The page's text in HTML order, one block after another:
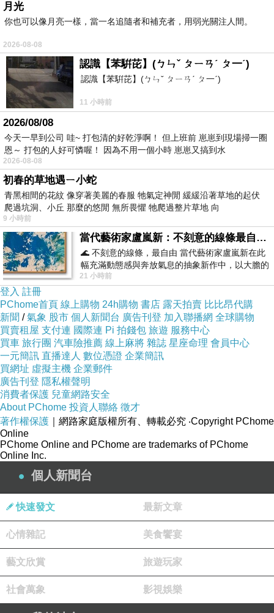
雖不是全皮革，但這是不敗的黑色精典款，
背上班不怕髒也超好搭!
此外另有二個全皮革肩背包(圖片懶得找了)
單價稍高，分別是16000多及21000多的樣子。
其實當時對
12000
但總覺得旅程才剛開始，不該這麼快就敗家，所
以就默默離開了…
回程在曼谷機場所剩現金不多(擺明準備掏卡)，
但仍不忘再造訪Coach(
嘛)，
這次煞到一個藍紫色小醫生包
(圖片取至coach官網)
月光
你也可以像月亮一樣，當一名追隨者和補充者，用弱光關注人間。
2026-08-08
認識【苯騈芘】(ㄅㄣˇ ㄆㄧㄢˊ ㄆ一ˊ)
認識【苯騈芘】(ㄅㄣˇ ㄆㄧㄢˊ ㄆ一ˊ)
11 小時前
2026/08/08
今天一早到公司 哇~ 打包清的好乾淨啊！ 但上班前 崽崽到現場掃一圈
恩～ 打包的人好可憐喔！ 因為不用一個小時 崽崽又搞到水
2026-08-08
初春的草地遇ㄧ小蛇
青黑相間的花紋 像穿著美麗的春服 牠氣定神閒 緩緩沿著草地的起伏
爬過坑洞、小丘 那麼的悠閒 無所畏懼 牠爬過整片草地 向
9 小時前
當代藝術家盧嵐新：不刻意的線條最自由，讓色彩流動、筆觸自己說話
🌊 不刻意的線條，最自由 當代藝術家盧嵐新在此
幅充滿動態感與奔放氣息的抽象新作中，以大膽的
藍色顏料在白色畫布上揮灑、壓印與流淌
21 小時前
登入 註冊
PChome首頁 線上購物 24h購物 書店 露天拍賣 比比昂代購
新聞 /氣象 股市 個人新聞台 廣告刊登 加入聯播網 全球購物
買賣租屋 支付連 國際連 Pi 拍錢包 旅遊 服務中心
買車 旅行團 汽車險推薦 線上麻將 雜誌 星座命理 會員中心
一元簡訊 直播達人 數位憑證 企業簡訊
買網址 虛擬主機 企業郵件
廣告刊登 隱私權聲明
消費者保護 兒童網路安全
About PChome 投資人聯絡 徵才
著作權保護 ｜網路家庭版權所有、轉載必究 ‧Copyright PChome
Online
PChome Online and PChome are trademarks of PChome
Online Inc.
個人新聞台
快速發文 最新文章
心情雜記 美食饗宴
藝文欣賞 旅遊玩家
社會萬象 影視娛樂